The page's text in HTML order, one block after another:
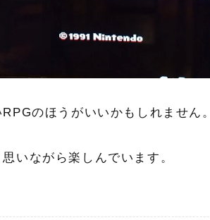
のほうがいいかもしれません。
いながら楽しんでいます。